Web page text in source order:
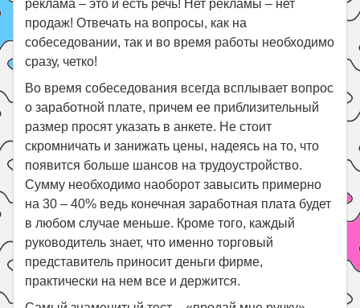
реклама – это и есть речь! Нет рекламы – нет
продаж! Отвечать на вопросы, как на
собеседовании, так и во время работы необходимо
сразу, четко!
Во время собеседования всегда всплывает вопрос
о заработной плате, причем ее приблизительный
размер просят указать в анкете. Не стоит
скромничать и занижать цены, надеясь на то, что
появится больше шансов на трудоустройство.
Сумму необходимо наоборот завысить примерно
на 30 – 40% ведь конечная заработная плата будет
в любом случае меньше. Кроме того, каждый
руководитель знает, что именно торговый
представитель приносит деньги фирме,
практически на нем все и держится.